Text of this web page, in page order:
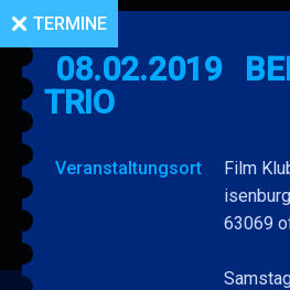
TERMINE
08.02.2019
TRIO
Veranstaltungsort
Film
63069